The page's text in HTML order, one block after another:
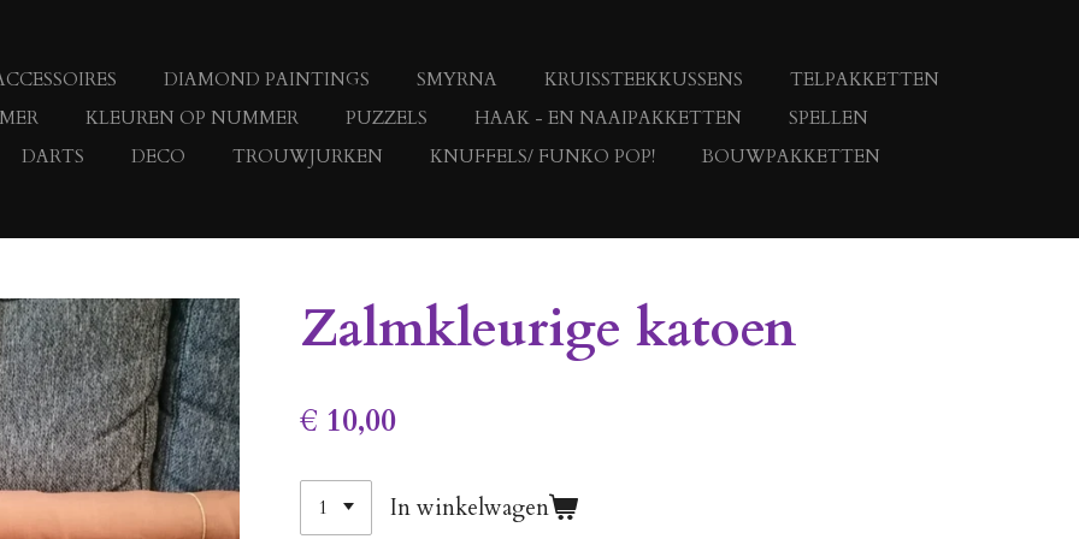
DIAMOND PAINTINGS SMYRNA KRUISSTEEKKUSSENS
TELPAKKETTEN
KLEUREN OP NUMMER PUZZELS HAAK - EN NAAIPAKKETTEN
SPELLEN
DARTS DECO TROUWJURKEN KNUFFELS/ FUNKO POP!
BOUWPAKKETTEN
Zalmkleurige katoen
€ 10,00
In winkelwagen